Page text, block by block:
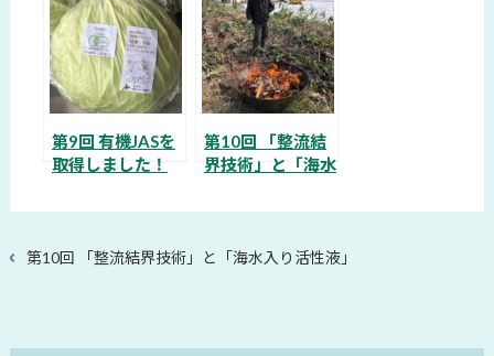
新たなステージへ
～東南アジア視察
～
第9回 有機JASを
取得しました！
第10回 「整流結
界技術」と「海水
過
第10回 「整流結界技術」と「海水入り活性液」